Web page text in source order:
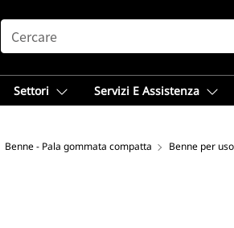
SEARCH
Settori Servizi E Assistenza
Benne - Pala gommata compatta